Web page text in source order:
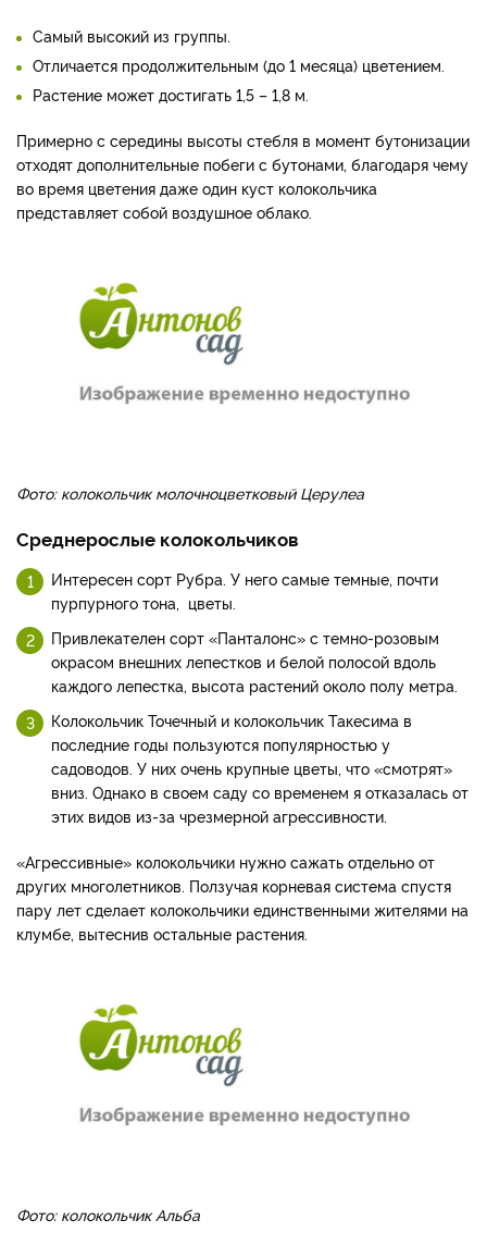
Самый высокий из группы.
Отличается продолжительным (до 1 месяца) цветением.
Растение может достигать 1,5 – 1,8 м.
Примерно с середины высоты стебля в момент бутонизации
отходят дополнительные побеги с бутонами, благодаря чему
во время цветения даже один куст колокольчика
представляет собой воздушное облако.
Фото: колокольчик молочноцветковый Церулеа
Среднерослые колокольчиков
Интересен сорт Рубра. У него самые темные, почти
пурпурного тона, цветы.
Привлекателен сорт «Панталонс» с темно-розовым
окрасом внешних лепестков и белой полосой вдоль
каждого лепестка, высота растений около полу метра.
Колокольчик Точечный и колокольчик Такесима в
последние годы пользуются популярностью у
садоводов. У них очень крупные цветы, что «смотрят»
вниз. Однако в своем саду со временем я отказалась от
этих видов из-за чрезмерной агрессивности.
«Агрессивные» колокольчики нужно сажать отдельно от
других многолетников. Ползучая корневая система спустя
пару лет сделает колокольчики единственными жителями на
клумбе, вытеснив остальные растения.
Фото: колокольчик Альба